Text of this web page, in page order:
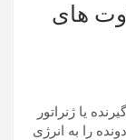
های
یا ژنراتور
را به انرژی